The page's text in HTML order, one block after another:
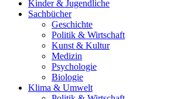
Kinder & Jugendliche
Sachbücher
Geschichte
Politik & Wirtschaft
Kunst & Kultur
Medizin
Psychologie
Biologie
Klima & Umwelt